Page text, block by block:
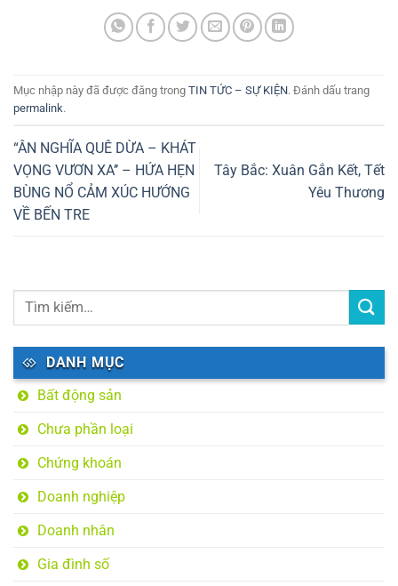
Mục nhập này đã được đăng trong TIN TỨC – SỰ KIỆN. Đánh dấu trang
permalink.
“ÂN NGHĨA QUÊ DỪA – KHÁT
VỌNG VƯƠN XA’’ – HỨA HẸN
BÙNG NỔ CẢM XÚC HƯỚNG
VỀ BẾN TRE
Tây Bắc: Xuân Gắn Kết, Tết
Yêu Thương
DANH MỤC
Bất động sản
Chưa phần loại
Chứng khoán
Doanh nghiệp
Doanh nhân
Gia đình số